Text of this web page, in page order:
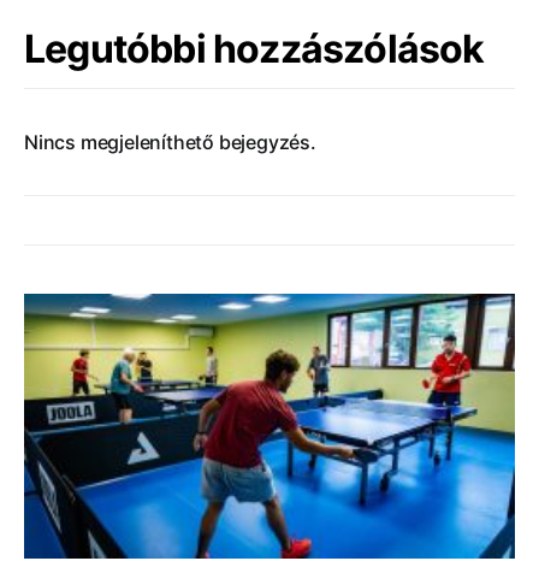
Legutóbbi hozzászólások
Nincs megjeleníthető bejegyzés.